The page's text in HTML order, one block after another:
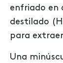
enfriado en
destilado
para
Una